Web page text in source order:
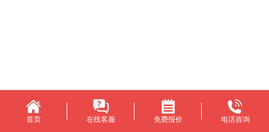
首页 在线客服 免费报价 电话咨询